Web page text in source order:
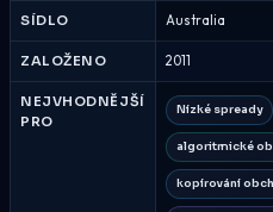
Srpen
SÍDLO Australia
ZALOŽENO 2011
NEJVHODNĚJŠÍ
PRO
Nízké spready
algoritmické
kopírování